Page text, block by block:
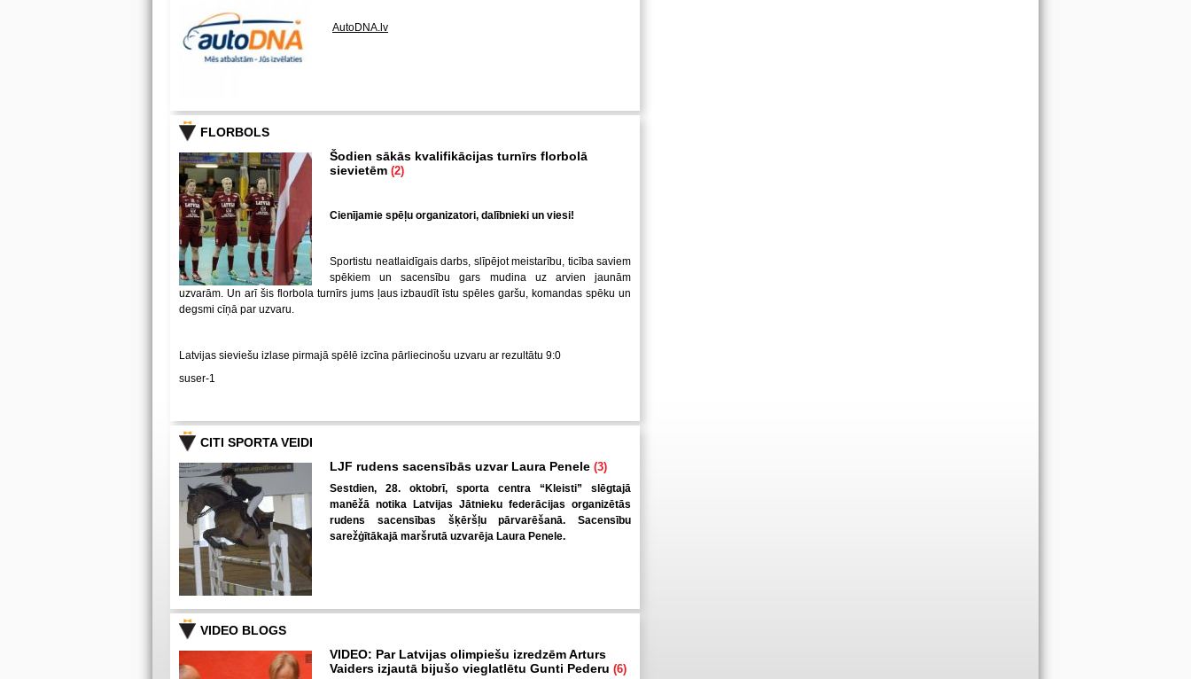
AutoDNA.lv
FLORBOLS
Šodien sākās kvalifikācijas turnīrs florbolā
sievietēm (2)
Cienījamie spēļu organizatori, dalībnieki un viesi!
Sportistu neatlaidīgais darbs, slīpējot meistarību, ticība saviem
spēkiem un sacensību gars mudina uz arvien jaunām
uzvarām. Un arī šis florbola turnīrs jums ļaus izbaudīt īstu spēles garšu, komandas spēku un
degsmi cīņā par uzvaru.
Latvijas sieviešu izlase pirmajā spēlē izcīna pārliecinošu uzvaru ar rezultātu 9:0
suser-1
CITI SPORTA VEIDI
LJF rudens sacensībās uzvar Laura Penele (3)
Sestdien, 28. oktobrī, sporta centra “Kleisti” slēgtajā
manēžā notika Latvijas Jātnieku federācijas organizētās
rudens sacensības šķēršļu pārvarēšanā. Sacensību
sarežģītākajā maršrutā uzvarēja Laura Penele.
VIDEO BLOGS
VIDEO: Par Latvijas olimpiešu izredzēm Arturs
Vaiders izjautā bijušo vieglatlētu Gunti Pederu (6)